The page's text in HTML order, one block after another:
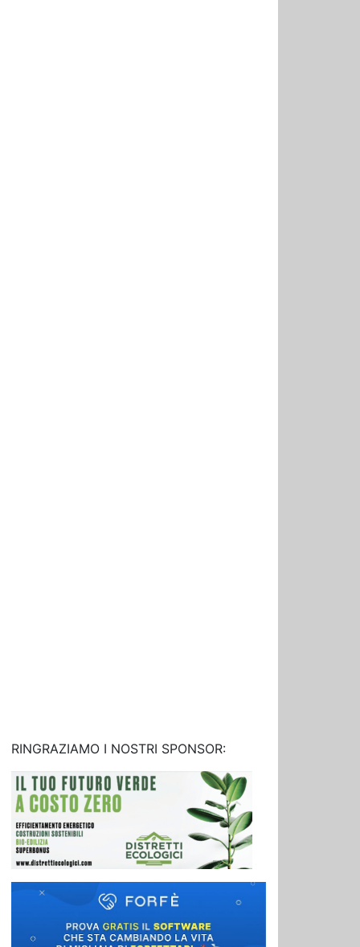
RINGRAZIAMO I NOSTRI SPONSOR: